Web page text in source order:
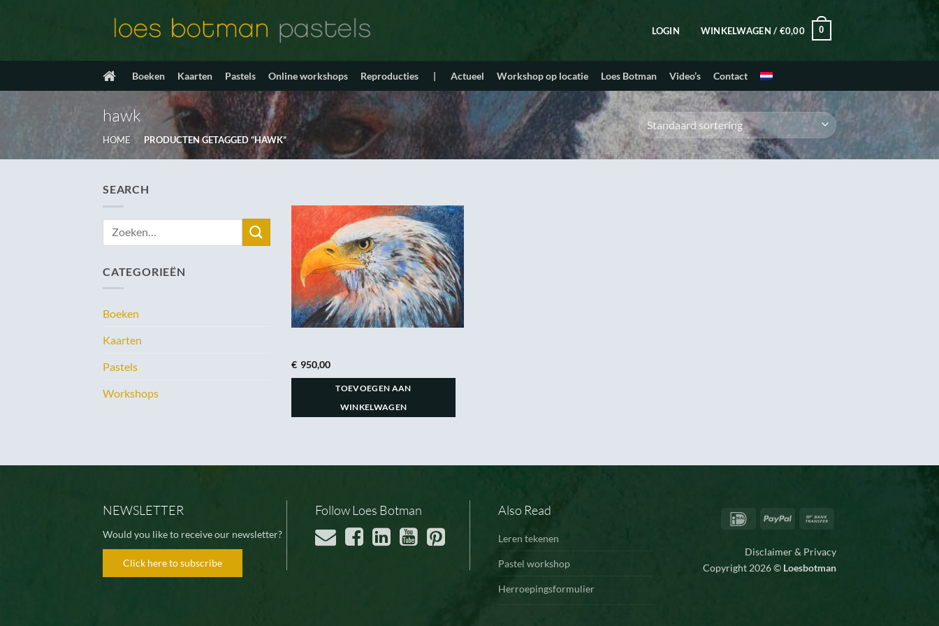
LOGIN WINKELWAGEN / €0,00 0
Boeken Kaarten Pastels Online workshops Reproducties | Actueel Workshop op locatie Loes Botman Video’s Contact
hawk
HOME / PRODUCTEN GETAGGED “HAWK”
SEARCH
Zoeken
CATEGORIEËN
Boeken
Kaarten
Pastels
Workshops
€ 950,00
TOEVOEGEN AAN
WINKELWAGEN
NEWSLETTER
Would you like to receive our newsletter?
Click here to subscribe
Follow Loes Botman Also Read
Leren tekenen
Pastel workshop
Herroepingsformulier
IDeal PayPal
Disclaimer & Privacy
Copyright 2026 © Loesbotman